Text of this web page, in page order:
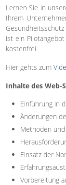
Lernen Sie in
Ihrem
ist ein
kostenfrei.
Hier gehts zum
Inhalte des Web-
Einführung in
Änderungen
Methoden
Einsatz der
Vorbereitung